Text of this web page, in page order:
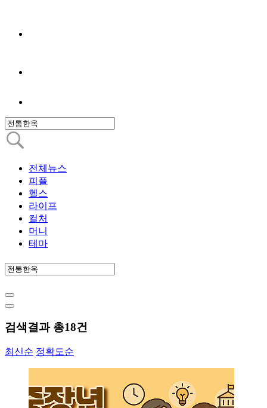
전체뉴스
피플
헬스
라이프
컬처
머니
테마
검색결과 총18건
최신순 정확도순